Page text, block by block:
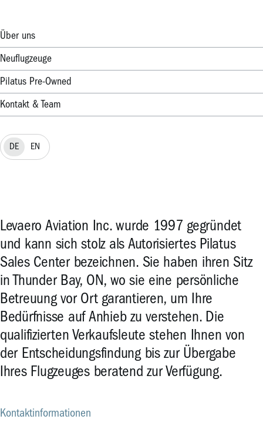
Über uns
Neuflugzeuge
Pilatus Pre-Owned
Kontakt & Team
DE EN
Levaero Aviation Inc. wurde 1997 gegründet
und kann sich stolz als Autorisiertes Pilatus
Sales Center bezeichnen. Sie haben ihren Sitz
in Thunder Bay, ON, wo sie eine persönliche
Betreuung vor Ort garantieren, um Ihre
Bedürfnisse auf Anhieb zu verstehen. Die
qualifizierten Verkaufsleute stehen Ihnen von
der Entscheidungsfindung bis zur Übergabe
Ihres Flugzeuges beratend zur Verfügung.
Kontaktinformationen